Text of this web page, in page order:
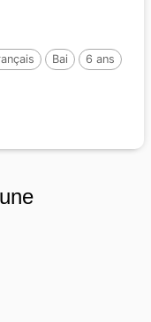
Bai
6 ans